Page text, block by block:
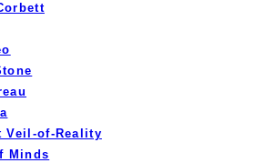
Veil-of-Reality
Minds